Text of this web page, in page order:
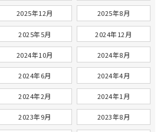
2025年12月 2025年8月
2025年5月 2024年12月
2024年10月 2024年8月
2024年6月 2024年4月
2024年2月 2024年1月
2023年9月 2023年8月